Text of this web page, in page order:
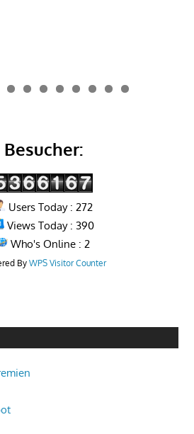
0 1 2
Besucher:
Users Today : 272
Views Today : 390
Who's Online : 2
ByWPS Visitor Counter